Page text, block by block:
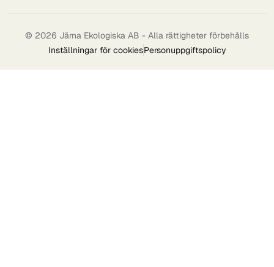
© 2026 Järna Ekologiska AB - Alla rättigheter förbehålls
Inställningar för cookiesPersonuppgiftspolicy